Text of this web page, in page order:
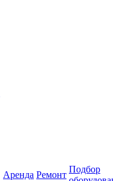
Аренда Ремонт
Подбор